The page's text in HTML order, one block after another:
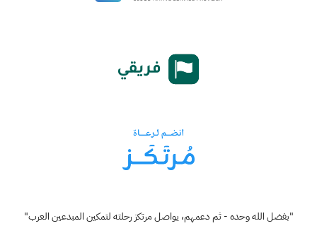
"بفضل الله وحده - ثم دعمهم، يواصل مرتكز رحلته لتمكين المبدعين العرب"